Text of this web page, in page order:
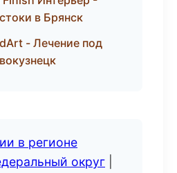
в Брянск
- Лечение под
в регионе
округ